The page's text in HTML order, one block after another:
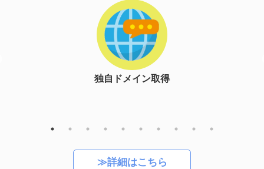
サーバー開設＆設定
≫詳細はこちら